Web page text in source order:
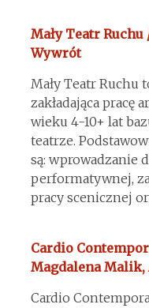
Mały Teatr
Wywrót
Mały Teatr Ruchu
zakładająca pracę
wieku 4-10+ lat
teatrze.
są: wprowadzanie
performatywnej,
pracy scenicznej
Cardio
Magdalena Malik,
Cardio